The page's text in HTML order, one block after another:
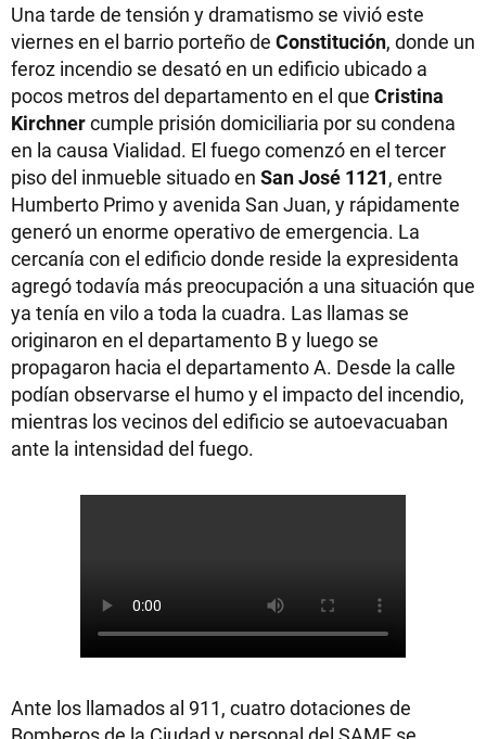
Una tarde de tensión y dramatismo se vivió este
viernes en el barrio porteño de Constitución, donde un
feroz incendio se desató en un edificio ubicado a
pocos metros del departamento en el que Cristina
Kirchnercumple prisión domiciliaria por su condena
en la causa Vialidad. El fuego comenzó en el tercer
piso del inmueble situado en San José 1121, entre
Humberto Primo y avenida San Juan, y rápidamente
generó un enorme operativo de emergencia. La
cercanía con el edificio donde reside la expresidenta
agregó todavía más preocupación a una situación que
ya tenía en vilo a toda la cuadra. Las llamas se
originaron en el departamento B y luego se
propagaron hacia el departamento A. Desde la calle
podían observarse el humo y el impacto del incendio,
mientras los vecinos del edificio se autoevacuaban
ante la intensidad del fuego.
Ante los llamados al 911, cuatro dotaciones de